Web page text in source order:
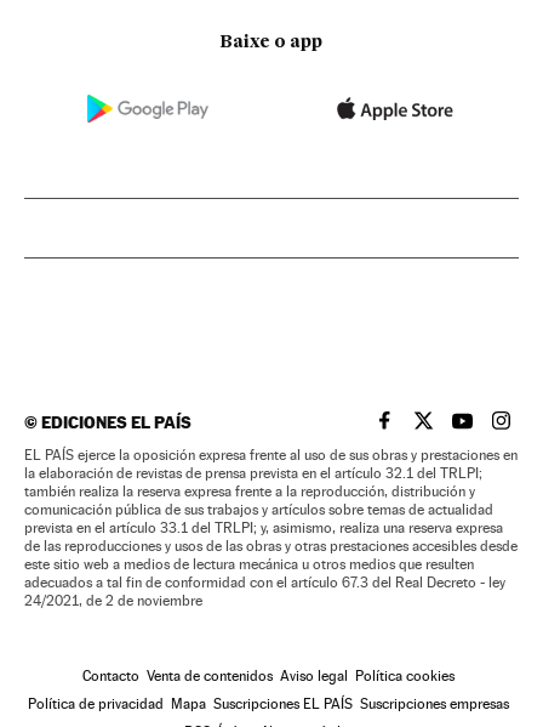
Baixe o app
©EDICIONES EL PAÍS EL PAÍS BRASIL EN
EL PAÍSEL PAÍS
EL
EL PAÍS ejerce la oposición expresa frente al uso de sus obras y prestaciones en
la elaboración de revistas de prensa prevista en el artículo 32.1 del TRLPI;
también realiza la reserva expresa frente a la reproducción, distribución y
comunicación pública de sus trabajos y artículos sobre temas de actualidad
prevista en el artículo 33.1 del TRLPI; y, asimismo, realiza una reserva expresa
de las reproducciones y usos de las obras y otras prestaciones accesibles desde
este sitio web a medios de lectura mecánica u otros medios que resulten
adecuados a tal fin de conformidad con el artículo 67.3 del Real Decreto - ley
24/2021, de 2 de noviembre
Contacto Venta de contenidos Aviso legal
Política cookies
Política de privacidad
Mapa Suscripciones EL PAÍS Suscripciones empresas